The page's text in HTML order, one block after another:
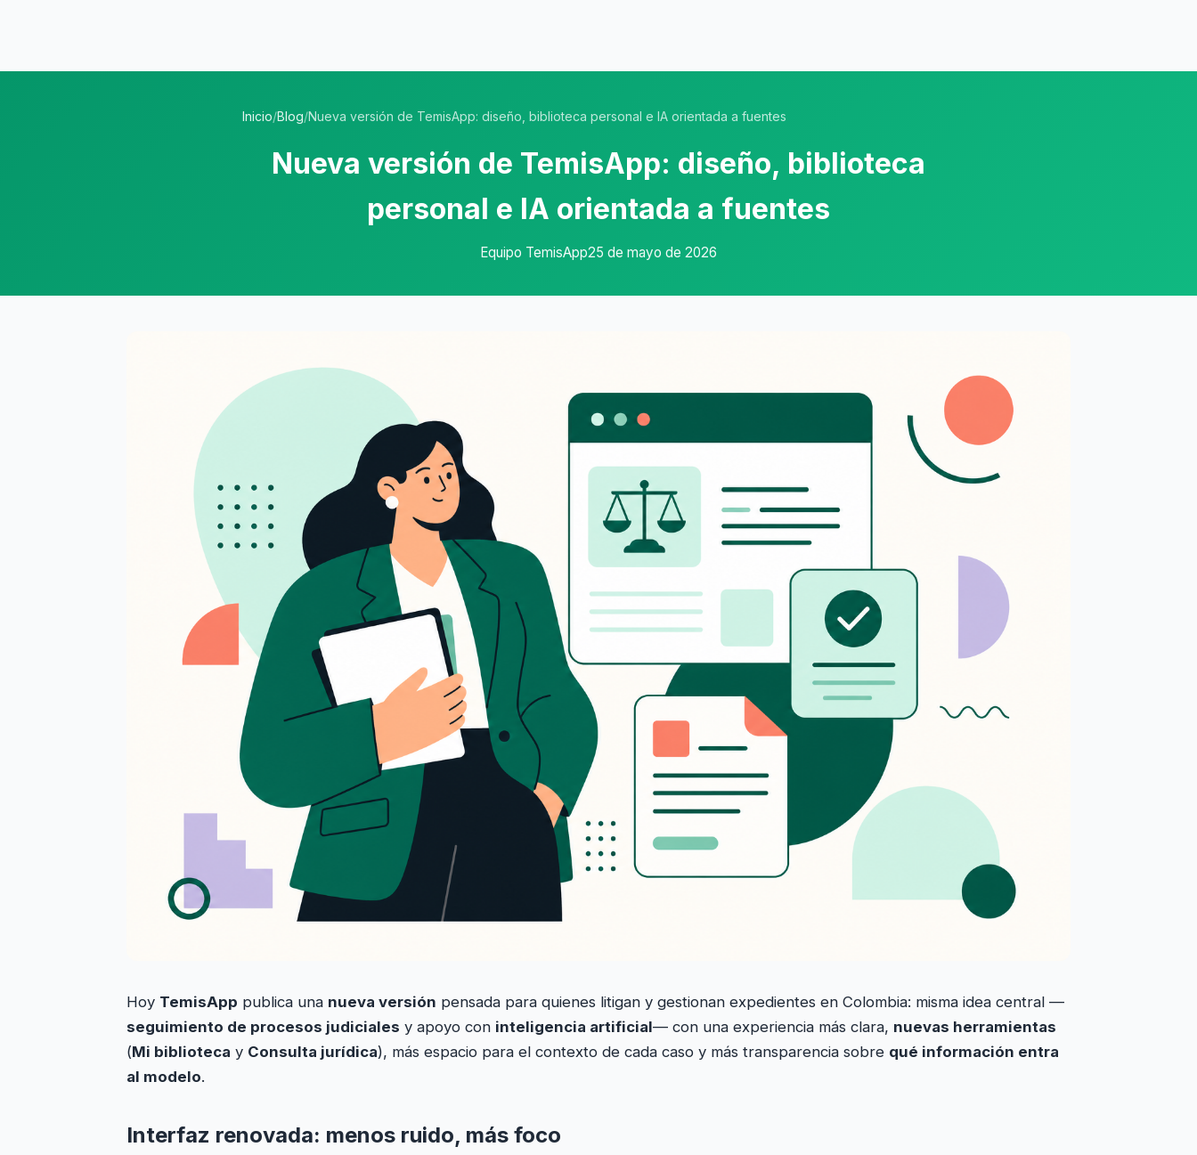
Inicio/Blog/Nueva versión de TemisApp: diseño, biblioteca personal e IA orientada a fuentes
Nueva versión de TemisApp: diseño, biblioteca
personal e IA orientada a fuentes
Equipo TemisApp25 de mayo de 2026
Hoy TemisApp publica una nueva versión pensada para quienes litigan y gestionan expedientes en Colombia: misma idea central —
seguimiento de procesos judiciales y apoyo con inteligencia artificial— con una experiencia más clara, nuevas herramientas
(Mi biblioteca y Consulta jurídica), más espacio para el contexto de cada caso y más transparencia sobre qué información entra
al modelo.
Interfaz renovada: menos ruido, más foco